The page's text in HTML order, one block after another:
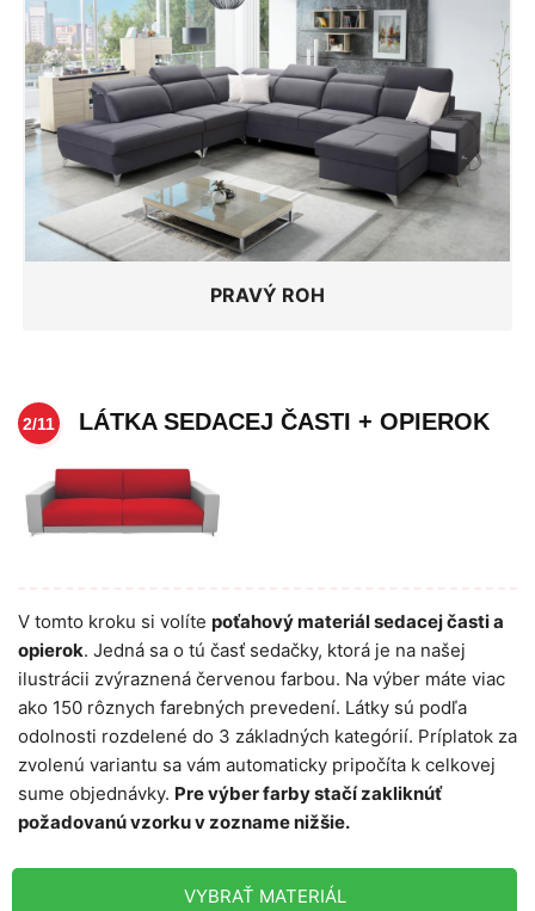
PRAVÝ ROH
2/11 LÁTKA SEDACEJ ČASTI + OPIEROK
V tomto kroku si volíte poťahový materiál sedacej časti a
opierok. Jedná sa o tú časť sedačky, ktorá je na našej
ilustrácii zvýraznená červenou farbou. Na výber máte viac
ako 150 rôznych farebných prevedení. Látky sú podľa
odolnosti rozdelené do 3 základných kategórií. Príplatok za
zvolenú variantu sa vám automaticky pripočíta k celkovej
sume objednávky. Pre výber farby stačí zakliknúť
požadovanú vzorku v zozname nižšie.
VYBRAŤ MATERIÁL